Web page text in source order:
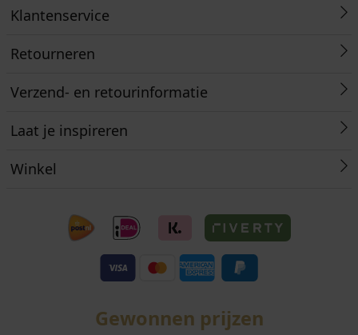
Klantenservice
Retourneren
Verzend- en retourinformatie
Laat je inspireren
Winkel
Gewonnen prijzen